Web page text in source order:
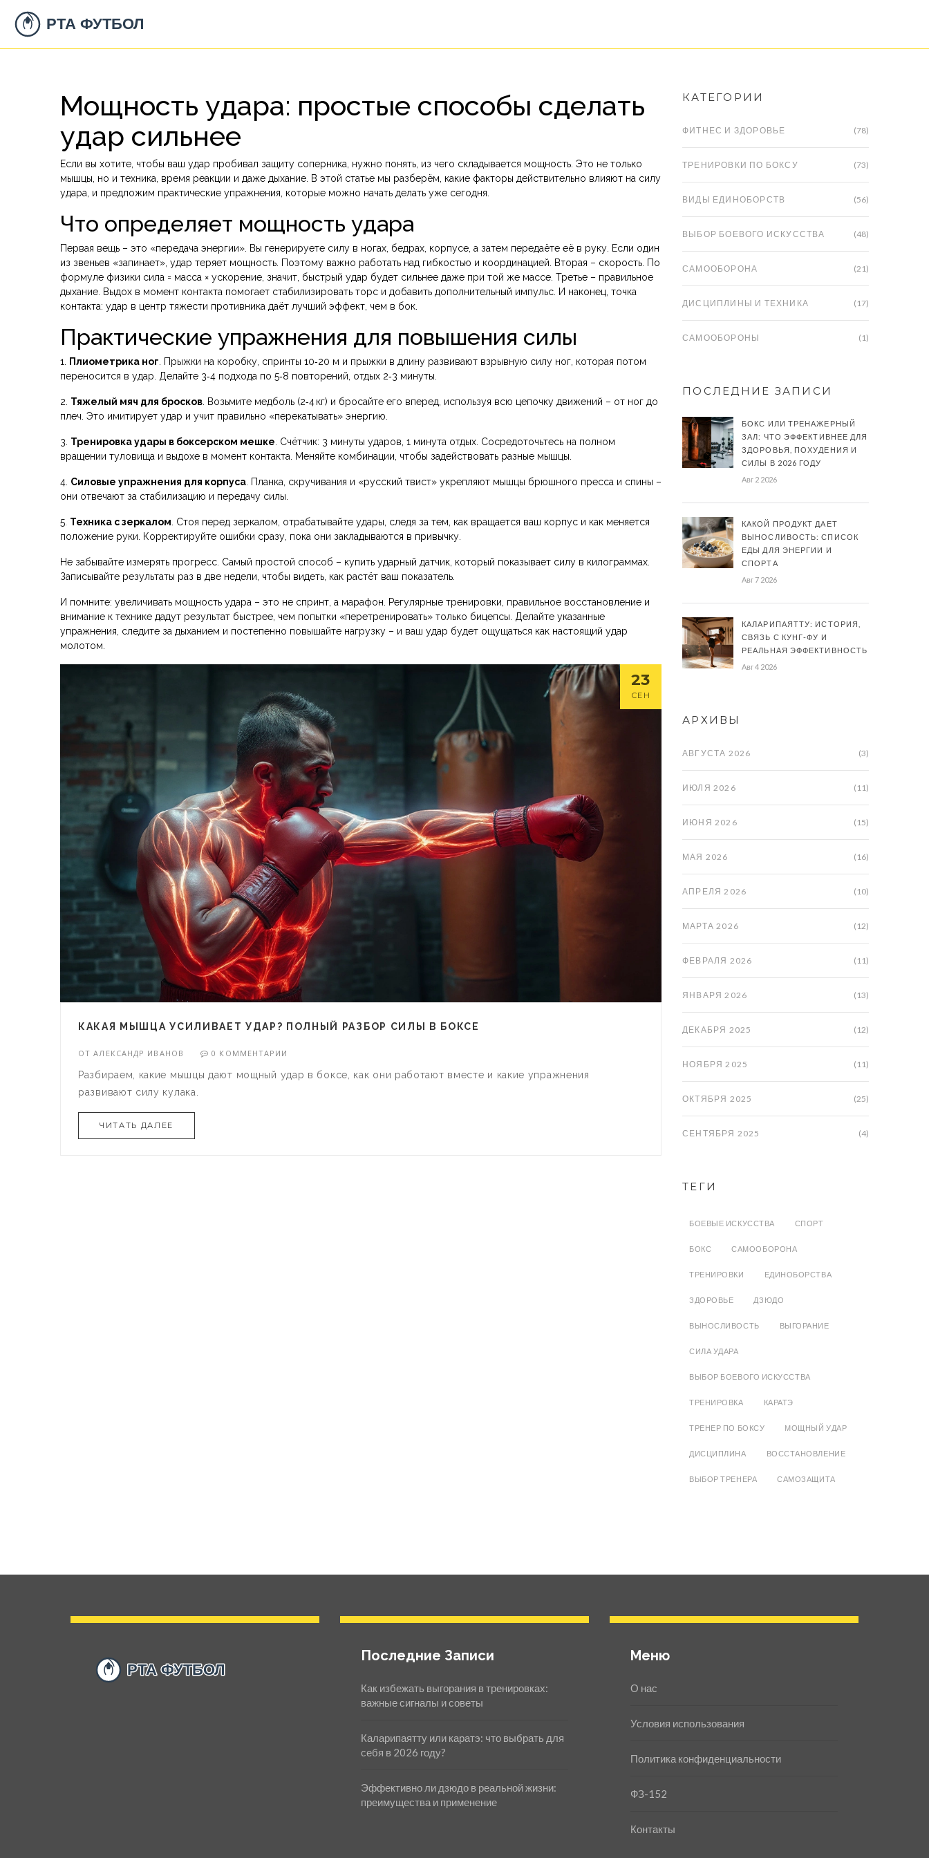
Мощность удара: простые способы сделать
удар сильнее
Если вы хотите, чтобы ваш удар пробивал защиту соперника, нужно понять, из чего складывается мощность. Это не только
мышцы, но и техника, время реакции и даже дыхание. В этой статье мы разберём, какие факторы действительно влияют на силу
удара, и предложим практические упражнения, которые можно начать делать уже сегодня.
Что определяет мощность удара
Первая вещь – это «передача энергии». Вы генерируете силу в ногах, бедрах, корпусе, а затем передаёте её в руку. Если один
из звеньев «запинает», удар теряет мощность. Поэтому важно работать над гибкостью и координацией. Вторая – скорость. По
формуле физики сила = масса × ускорение, значит, быстрый удар будет сильнее даже при той же массе. Третье – правильное
дыхание. Выдох в момент контакта помогает стабилизировать торс и добавить дополнительный импульс. И наконец, точка
контакта: удар в центр тяжести противника даёт лучший эффект, чем в бок.
Практические упражнения для повышения силы
1. Плиометрика ног . Прыжки на коробку, спринты 10‑20 м и прыжки в длину развивают взрывную силу ног, которая потом
переносится в удар. Делайте 3‑4 подхода по 5‑8 повторений, отдых 2‑3 минуты.
2. Тяжелый мяч для бросков . Возьмите медболь (2‑4 кг) и бросайте его вперед, используя всю цепочку движений – от ног до
плеч. Это имитирует удар и учит правильно «перекатывать» энергию.
3. Тренировка удары в боксерском мешке . Счётчик: 3 минуты ударов, 1 минута отдых. Сосредоточьтесь на полном
вращении туловища и выдохе в момент контакта. Меняйте комбинации, чтобы задействовать разные мышцы.
4. Силовые упражнения для корпуса . Планка, скручивания и «русский твист» укрепляют мышцы брюшного пресса и спины –
они отвечают за стабилизацию и передачу силы.
5. Техника с зеркалом . Стоя перед зеркалом, отрабатывайте удары, следя за тем, как вращается ваш корпус и как меняется
положение руки. Корректируйте ошибки сразу, пока они закладываются в привычку.
Не забывайте измерять прогресс. Самый простой способ – купить ударный датчик, который показывает силу в килограммах.
Записывайте результаты раз в две недели, чтобы видеть, как растёт ваш показатель.
И помните: увеличивать мощность удара – это не спринт, а марафон. Регулярные тренировки, правильное восстановление и
внимание к технике дадут результат быстрее, чем попытки «перетренировать» только бицепсы. Делайте указанные
упражнения, следите за дыханием и постепенно повышайте нагрузку – и ваш удар будет ощущаться как настоящий удар
молотом.
23
СЕН
КАКАЯ МЫШЦА УСИЛИВАЕТ УДАР? ПОЛНЫЙ РАЗБОР СИЛЫ В БОКСЕ
ОТАЛЕКСАНДР ИВАНОВ 0 КОММЕНТАРИИ
Разбираем, какие мышцы дают мощный удар в боксе, как они работают вместе и какие упражнения
развивают силу кулака.
ЧИТАТЬ ДАЛЕЕ
КАТЕГОРИИ
ФИТНЕС И ЗДОРОВЬЕ (78)
ТРЕНИРОВКИ ПО БОКСУ (73)
ВИДЫ ЕДИНОБОРСТВ (56)
ВЫБОР БОЕВОГО ИСКУССТВА (48)
САМООБОРОНА (21)
ДИСЦИПЛИНЫ И ТЕХНИКА (17)
САМООБОРОНЫ (1)
ПОСЛЕДНИЕ ЗАПИСИ
БОКС ИЛИ ТРЕНАЖЕРНЫЙ
ЗАЛ: ЧТО ЭФФЕКТИВНЕЕ ДЛЯ
ЗДОРОВЬЯ, ПОХУДЕНИЯ И
СИЛЫ В 2026 ГОДУ
Авг 2 2026
КАКОЙ ПРОДУКТ ДАЕТ
ВЫНОСЛИВОСТЬ: СПИСОК
ЕДЫ ДЛЯ ЭНЕРГИИ И
СПОРТА
Авг 7 2026
КАЛАРИПАЯТТУ: ИСТОРИЯ,
СВЯЗЬ С КУНГ-ФУ И
РЕАЛЬНАЯ ЭФФЕКТИВНОСТЬ
Авг 4 2026
АРХИВЫ
АВГУСТА 2026 (3)
ИЮЛЯ 2026 (11)
ИЮНЯ 2026 (15)
МАЯ 2026 (16)
АПРЕЛЯ 2026 (10)
МАРТА 2026 (12)
ФЕВРАЛЯ 2026 (11)
ЯНВАРЯ 2026 (13)
ДЕКАБРЯ 2025 (12)
НОЯБРЯ 2025 (11)
ОКТЯБРЯ 2025 (25)
СЕНТЯБРЯ 2025 (4)
ТЕГИ
БОЕВЫЕ ИСКУССТВА СПОРТ
БОКС САМООБОРОНА
ТРЕНИРОВКИ ЕДИНОБОРСТВА
ЗДОРОВЬЕ ДЗЮДО
ВЫНОСЛИВОСТЬ ВЫГОРАНИЕ
СИЛА УДАРА
ВЫБОР БОЕВОГО ИСКУССТВА
ТРЕНИРОВКА КАРАТЭ
ТРЕНЕР ПО БОКСУ МОЩНЫЙ УДАР
ДИСЦИПЛИНА ВОССТАНОВЛЕНИЕ
ВЫБОР ТРЕНЕРА САМОЗАЩИТА
Последние Записи
Как избежать выгорания в тренировках:
важные сигналы и советы
Каларипаятту или каратэ: что выбрать для
себя в 2026 году?
Эффективно ли дзюдо в реальной жизни:
преимущества и применение
Меню
О нас
Условия использования
Политика конфиденциальности
ФЗ-152
Контакты